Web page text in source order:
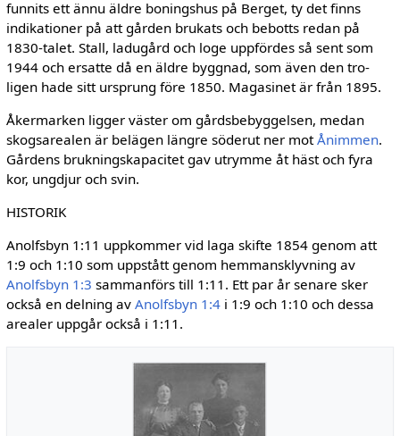
funnits ett ännu äldre boningshus på Ber­get, ty det finns
indikationer på att gården bru­kats och bebotts redan på
1830-talet. Stall, ladu­gård och loge uppfördes så sent som
1944 och ersatte då en äldre byggnad, som även den tro­
ligen hade sitt ursprung före 1850. Magasinet är från 1895.
Åkermarken ligger väster om gårdsbe­byggelsen, medan
skogsarealen är belägen längre söderut ner motÅnimmen.
Gårdens brukningskapacitet gav utrymme åt häst och fyra
kor, ungdjur och svin.
HISTORIK
Anolfsbyn 1:11 uppkommer vid laga skifte 1854 genom att
1:9 och 1:10 som uppstått genom hemmansklyvning av
Anolfsbyn 1:3 samman­förs till 1:11. Ett par år senare sker
också en del­ning av Anolfsbyn 1:4i 1:9 och 1:10 och dessa
arealer uppgår också i 1:11.